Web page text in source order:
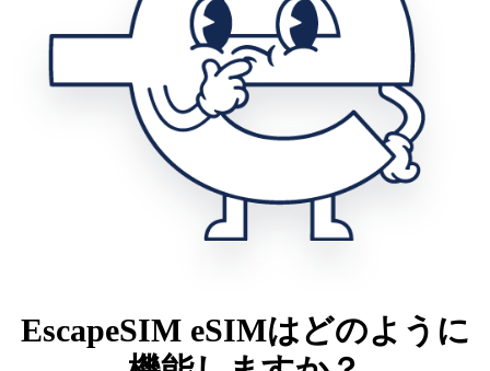
EscapeSIM eSIMはどのように